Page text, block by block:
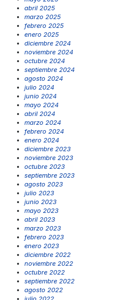
abril 2025
marzo 2025
febrero 2025
enero 2025
diciembre 2024
noviembre 2024
octubre 2024
septiembre 2024
agosto 2024
julio 2024
junio 2024
mayo 2024
abril 2024
marzo 2024
febrero 2024
enero 2024
diciembre 2023
noviembre 2023
octubre 2023
septiembre 2023
agosto 2023
julio 2023
junio 2023
mayo 2023
abril 2023
marzo 2023
febrero 2023
enero 2023
diciembre 2022
noviembre 2022
octubre 2022
septiembre 2022
agosto 2022
julio 2022